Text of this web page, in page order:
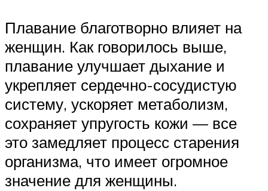
Плавание благотворно влияет на
женщин. Как говорилось выше,
плавание улучшает дыхание и
укрепляет сердечно-сосудистую
систему, ускоряет метаболизм,
сохраняет упругость кожи — все
это замедляет процесс старения
организма, что имеет огромное
значение для женщины.